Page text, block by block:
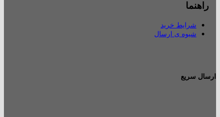
راهنما
شرایط خرید
شیوه ی ارسال
ارسال سریع